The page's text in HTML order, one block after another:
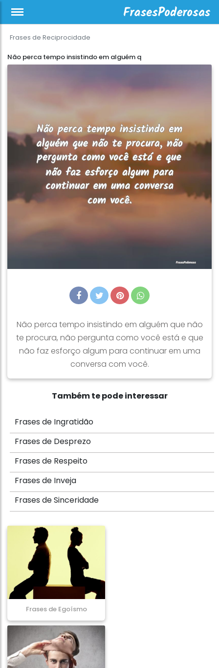
Frases de Reciprocidade
Não perca tempo insistindo em alguém q
Não perca tempo insistindo em alguém que não
te procura, não pergunta como você está e que
não faz esforço algum para continuar em uma
conversa com você.
Também te pode interessar
Frases de Ingratidão
Frases de Desprezo
Frases de Respeito
Frases de Inveja
Frases de Sinceridade
Frases de Egoísmo